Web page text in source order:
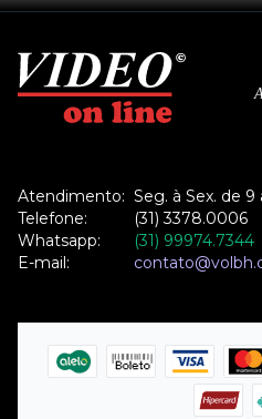
Atendimento: Seg. à Sex. de 9
Telefone:
(31) 3378.0006
Whatsapp:
(31) 99974.7344
E-mail: